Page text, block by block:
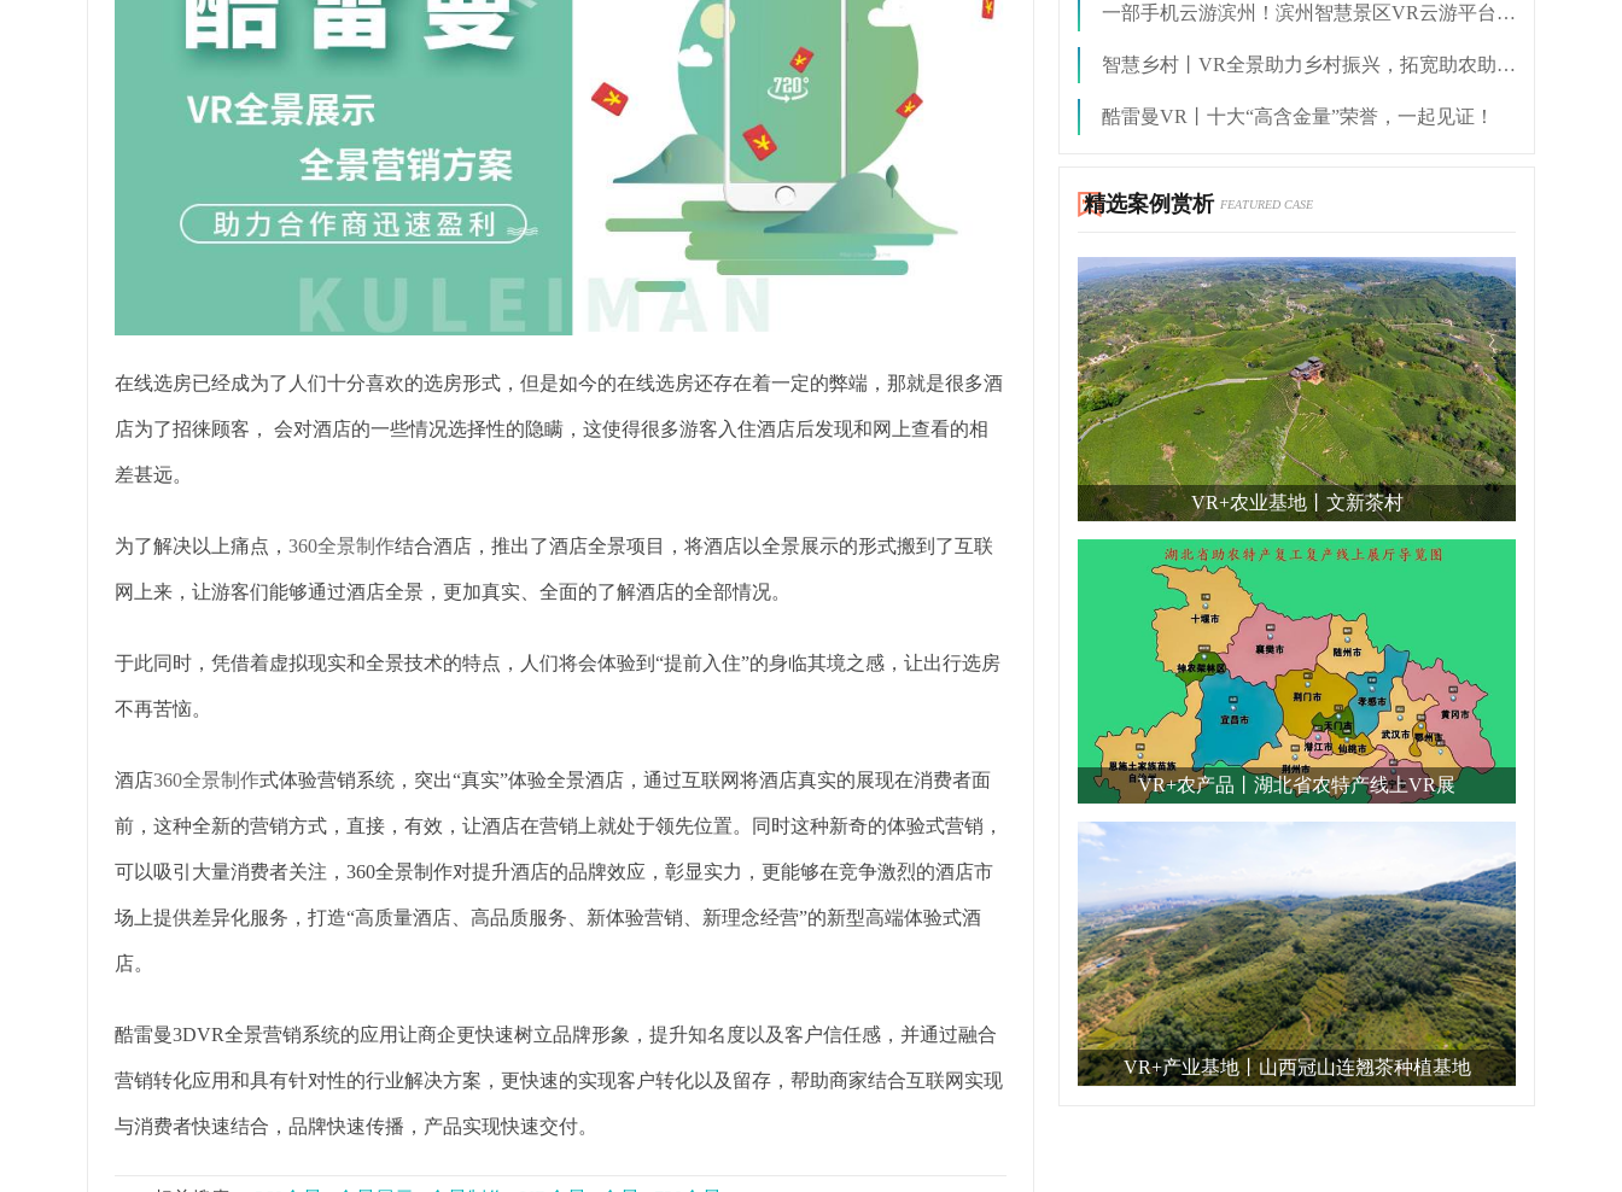
在线选房已经成为了人们十分喜欢的选房形式，但是如今的在线选房还存在着一定的弊端，那就是很多酒
店为了招徕顾客， 会对酒店的一些情况选择性的隐瞒，这使得很多游客入住酒店后发现和网上查看的相
差甚远。
为了解决以上痛点， 360全景制作结合酒店，推出了酒店全景项目，将酒店以全景展示的形式搬到了互联
网上来，让游客们能够通过酒店全景，更加真实、全面的了解酒店的全部情况。
于此同时，凭借着虚拟现实和全景技术的特点，人们将会体验到“提前入住”的身临其境之感，让出行选房
不再苦恼。
酒店360全景制作式体验营销系统，突出“真实”体验全景酒店，通过互联网将酒店真实的展现在消费者面
前，这种全新的营销方式，直接，有效，让酒店在营销上就处于领先位置。同时这种新奇的体验式营销，
可以吸引大量消费者关注，360全景制作对提升酒店的品牌效应，彰显实力，更能够在竞争激烈的酒店市
场上提供差异化服务，打造“高质量酒店、高品质服务、新体验营销、新理念经营”的新型高端体验式酒
店。
酷雷曼3DVR全景营销系统的应用让商企更快速树立品牌形象，提升知名度以及客户信任感，并通过融合
营销转化应用和具有针对性的行业解决方案，更快速的实现客户转化以及留存，帮助商家结合互联网实现
与消费者快速结合，品牌快速传播，产品实现快速交付。
一部手机云游滨州！滨州智慧景区VR云游平台正式上线啦
智慧乡村丨VR全景助力乡村振兴，拓宽助农助销渠道
酷雷曼VR丨十大“高含金量”荣誉，一起见证！
精选案例赏析 FEATURED CASE
VR+农业基地丨文新茶村
VR+农产品丨湖北省农特产线上VR展
VR+产业基地丨山西冠山连翘茶种植基地